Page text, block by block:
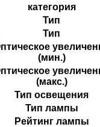
категория
Тип
Тип
(мин.)
(макс.)
Тип освещения
Тип лампы
Рейтинг лампы